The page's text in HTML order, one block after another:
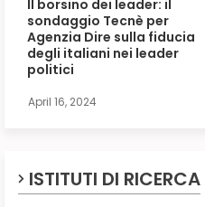
Il borsino dei leader: il
sondaggio Tecnè per
Agenzia Dire sulla fiducia
degli italiani nei leader
politici
April 16, 2024
ISTITUTI DI RICERCA